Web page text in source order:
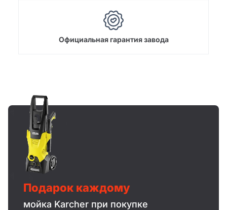
Официальная гарантия завода
Подарок каждому
мойка Karcher при покупке